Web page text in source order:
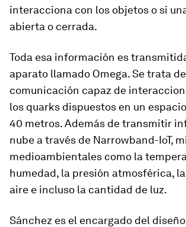
interacciona con los objetos o si
abierta o cerrada.
Toda esa información es
aparato llamado Omega. Se trata
comunicación capaz de
los quarks dispuestos en un
40 metros. Además de transmitir
nube a través de Narrowband-IoT,
medioambientales como la
humedad, la presión atmosférica,
aire e incluso la cantidad de luz.
Sánchez es el encargado del